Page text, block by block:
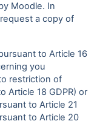
Moodle. In
a copy of
to Article 16
you
restriction of
Article 18 GDPR) or
to Article 21
to Article 20